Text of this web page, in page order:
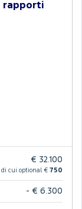
rapporti
€ 32.100
di cui optional € 750
- € 6.300